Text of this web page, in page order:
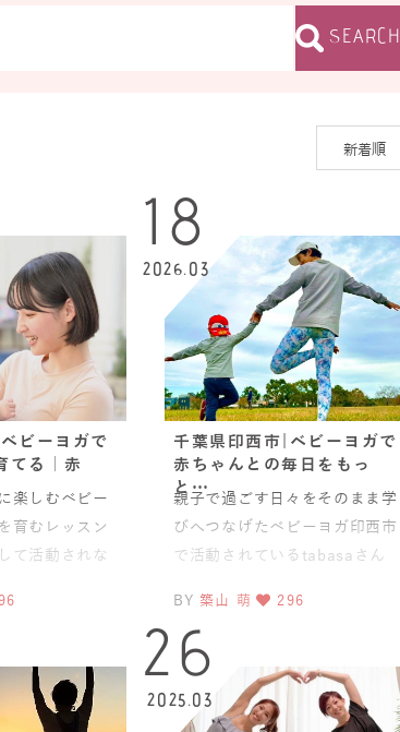
SEARCH
ビーヨガで
てる｜赤
楽しむベビー
育むレッスン
て活動されな
ても親子に関
18
2026.03
千葉県印西市|ベビーヨガで
赤ちゃんとの毎日をもっ
と…
親子で過ごす日々をそのまま学
びへつなげたベビーヨガ印西市
で活動されているtabasaさん
ヨガとベビーチャクラ
BY 築山 萌 296
26
2025.03